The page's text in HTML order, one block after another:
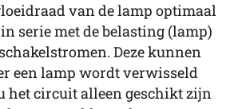
van de lamp optimaal
serie met de belasting (lamp)
Deze kunnen
een lamp wordt verwisseld
het circuit alleen geschikt zijn